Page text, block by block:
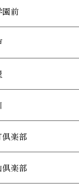
園前
楽部
楽部